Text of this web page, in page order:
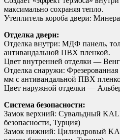
максимально сохраняя тепло.
Утеплитель короба двери:
Отделка двери:
Отделка внутри: МДФ панель,
антивандальной ПВХ пленкой.
Цвет внутренней отделки —
Отделка снаружи:
мм с антивандальной ПВХ
Цвет наружной отделки —
Система безопасности:
Замок верхний: Сувальдный
безопасности, Турция)
Замок нижний: Цилиндровый